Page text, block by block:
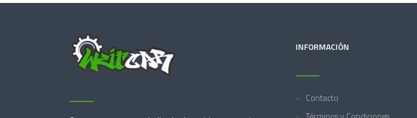
INFORMACIÓN
Contacto